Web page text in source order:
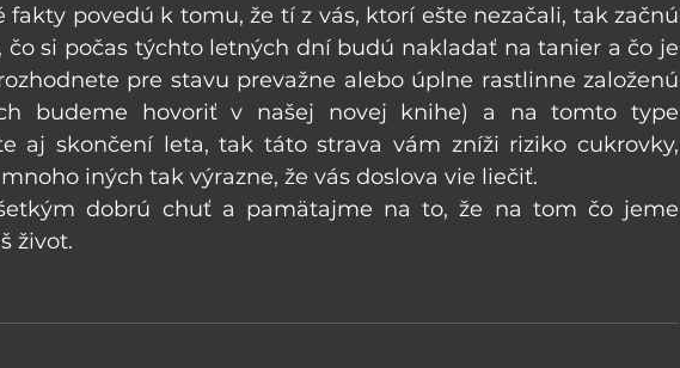
fakty povedú k tomu, že tí z vás, ktorí ešte nezačali, tak začnú
čo si počas týchto letných dní budú nakladať na tanier a čo je
pre stavu prevažne alebo úplne rastlinne založenú
budeme hovoriť v našej novej knihe) a na tomto type
aj skončení leta, tak táto strava vám zníži riziko cukrovky,
iných tak výrazne, že vás doslova vie liečiť.
dobrú chuť a pamätajme na to, že na tom čo jeme
život.